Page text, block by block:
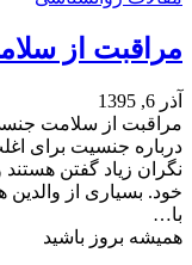
مراقبت از
آذر 6, 1395
مراقبت از سلامت
درباره جنسیت برای
نگران زیاد گفتن
خود. بسیاری از
با…
همیشه بروز باشید